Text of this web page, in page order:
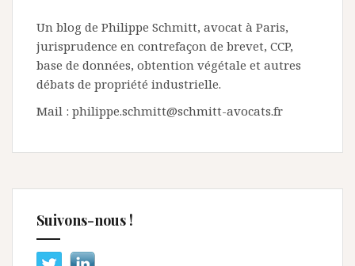
Un blog de Philippe Schmitt, avocat à Paris,
jurisprudence en contrefaçon de brevet, CCP,
base de données, obtention végétale et autres
débats de propriété industrielle.
Mail : philippe.schmitt@schmitt-avocats.fr
Suivons-nous !